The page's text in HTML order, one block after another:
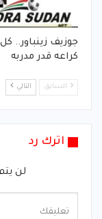
جوزيف زينباور..
كراعه قدر مدربه
السابق التالي
اترك رد
لن